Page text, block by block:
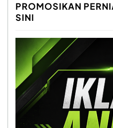
PROMOSIKAN
SINI